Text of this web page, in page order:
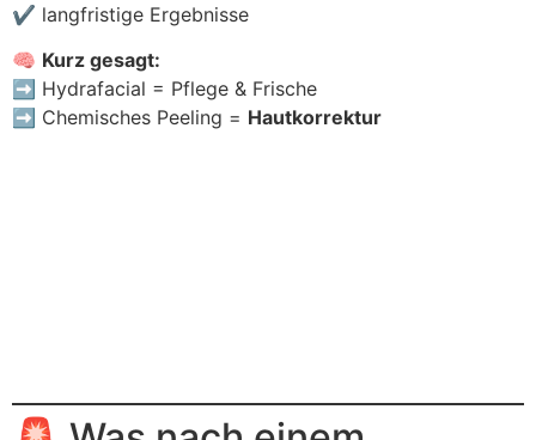
✔ langfristige Ergebnisse
🧠 Kurz gesagt:
➡️ Hydrafacial = Pflege & Frische
➡️ Chemisches Peeling = Hautkorrektur